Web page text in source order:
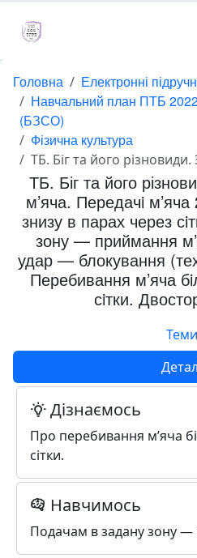
Головна
Електронні
Навчальний план ПТБ
(БЗСО)
Фізична культура
ТБ. Біг та його різновиди. ЗРВ. Передачi м’яча. Передачi м’яча 2-ма руками згори, знизу в парах через сiтку. Подачi в задану зону — приймання м’яча. Нападаючий удар — блокування (техніка). Страхування. Перебивання м’яча бiля
ТБ. Біг та його
м’яча. Передачi
знизу в парах через
зону — приймання
удар — блокування
Перебивання м’яча
сiтки.
Теми
Дізнаємось
Про перебивання м’яча
сiтки.
Навчимось
Подачам в задану зону